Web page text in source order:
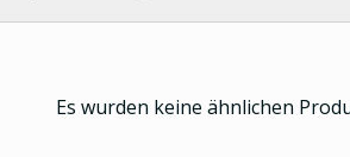
Es wurden keine ähnlichen